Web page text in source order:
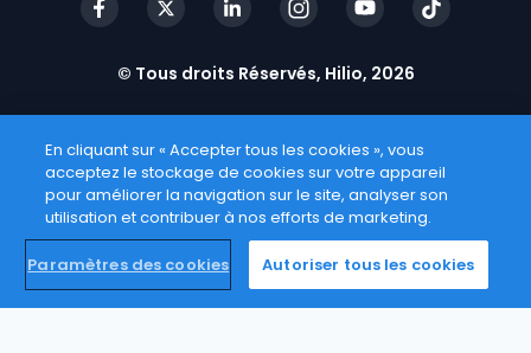
© Tous droits Réservés, Hilio, 2026
En cliquant sur « Accepter tous les cookies », vous
acceptez le stockage de cookies sur votre appareil
pour améliorer la navigation sur le site, analyser son
utilisation et contribuer à nos efforts de marketing.
Paramètres des cookies Autoriser tous les cookies